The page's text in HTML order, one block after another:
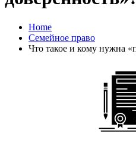
Home
Семейное право
Что такое и кому нужна